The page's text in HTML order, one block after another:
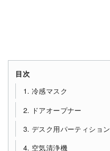
目次
1. 冷感マスク
2. ドアオープナー
3. デスク用パーティション
4. 空気清浄機